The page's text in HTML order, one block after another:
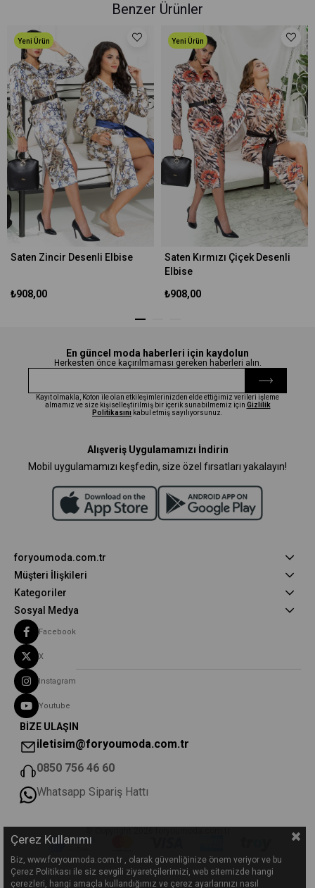
Benzer Ürünler
Saten Zincir Desenli Elbise
Yeni Ürün
₺908,00
Saten Kırmızı Çiçek Desenli
Elbise
Yeni Ürün
₺908,00
En güncel moda haberleri için kaydolun
Herkesten önce kaçırılmaması gereken haberleri alın.
Kayıt olmakla, Koton ile olan etkileşimlerinizden elde ettiğimiz verileri işleme
almamız ve size kişiselleştirilmiş bir içerik sunabilmemiz için Gizlilik
Politikasını kabul etmiş sayılıyorsunuz.
Alışveriş Uygulamamızı İndirin
Mobil uygulamamızı keşfedin, size özel fırsatları yakalayın!
foryoumoda.com.tr
Müşteri İlişkileri
Kategoriler
Sosyal Medya
Facebook
X
Instagram
Youtube
BİZE ULAŞIN
iletisim@foryoumoda.com.tr
0850 756 46 60
Whatsapp Sipariş Hattı
Çerez Kullanımı
Biz, www.foryoumoda.com.tr , olarak güvenliğinize önem veriyor ve bu
Çerez Politikası ile siz sevgili ziyaretçilerimizi, web sitemizde hangi
çerezleri, hangi amaçla kullandığımız ve çerez ayarlarınızı nasıl